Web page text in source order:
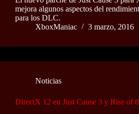
mejora algunos aspectos del
para los DLC.
XboxManiac
3 marzo, 2016
Noticias
DirectX 12 en Just Cause 3 y Rise of